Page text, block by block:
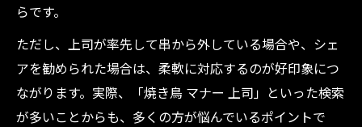
らです。
ただし、上司が率先して串から外している場合や、シェ
アを勧められた場合は、柔軟に対応するのが好印象につ
ながります。実際、「焼き鳥 マナー 上司」といった検索
が多いことからも、多くの方が悩んでいるポイントで